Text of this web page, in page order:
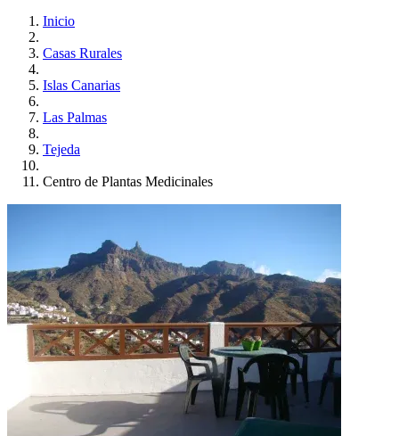
Inicio
Casas Rurales
Islas Canarias
Las Palmas
Tejeda
Centro de Plantas Medicinales